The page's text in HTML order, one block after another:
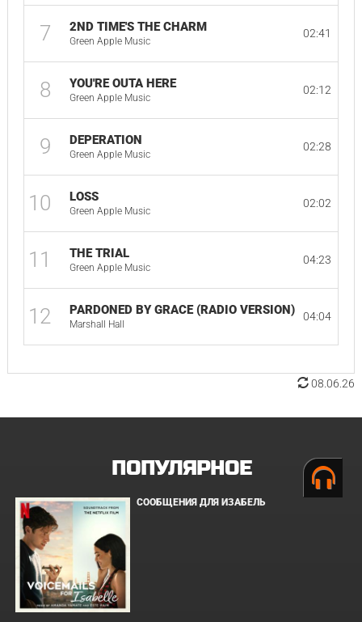
7 2ND TIME'S THE CHARM
Green Apple Music
02:41
8 YOU'RE OUTA HERE
Green Apple Music
02:12
9 DEPERATION
Green Apple Music
02:28
10 LOSS
Green Apple Music
02:02
11 THE TRIAL
Green Apple Music
04:23
12 PARDONED BY GRACE (RADIO VERSION)
Marshall Hall
04:04
08.06.26
ПОПУЛЯРНОЕ
СООБЩЕНИЯ ДЛЯ ИЗАБЕЛЬ